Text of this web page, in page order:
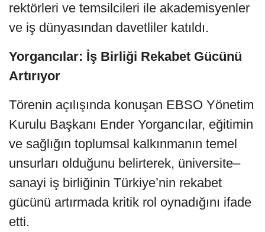
rektörleri ve temsilcileri ile akademisyenler
ve iş dünyasından davetliler katıldı.
Yorgancılar: İş Birliği Rekabet Gücünü
Artırıyor
Törenin açılışında konuşan EBSO Yönetim
Kurulu Başkanı Ender Yorgancılar, eğitimin
ve sağlığın toplumsal kalkınmanın temel
unsurları olduğunu belirterek, üniversite–
sanayi iş birliğinin Türkiye’nin rekabet
gücünü artırmada kritik rol oynadığını ifade
etti.